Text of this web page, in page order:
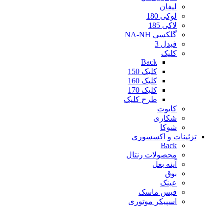
لیفان
لوکی 180
لاکی 185
گلکسی NA-NH
فیدل 3
کلیک
Back
کلیک 150
کلیک 160
کلیک 170
طرح کلیک
کایوت
شکاری
شوکا
تزئینات و اکسسوری
Back
محصولات رنتال
آینه بغل
بوق
عینک
فیس ماسک
اسپیکر موتوری